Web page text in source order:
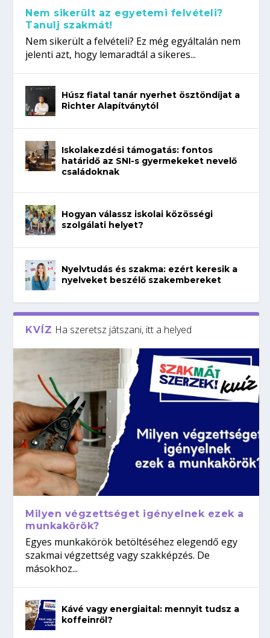
Nem sikerült az egyetemi felvételi?
Tanulj szakmát!
Nem sikerült a felvételi? Ez még egyáltalán nem
jelenti azt, hogy lemaradtál a sikeres...
Húsz fiatal tanár nyerhet ösztöndíjat a
Richter Alapítványtól
Iskolakezdési támogatás: fontos
határidő az SNI-s gyermekeket nevelő
családoknak
Hogyan válassz iskolai közösségi
szolgálati helyet?
Nyelvtudás és szakma: ezért keresik a
nyelveket beszélő szakembereket
KVÍZ Ha szeretsz játszani, itt a helyed
Milyen végzettséget igényelnek ezek a
munkakörök?
Egyes munkakörök betöltéséhez elegendő egy
szakmai végzettség vagy szakképzés. De
másokhoz...
Kávé vagy energiaital: mennyit tudsz a
koffeinről?